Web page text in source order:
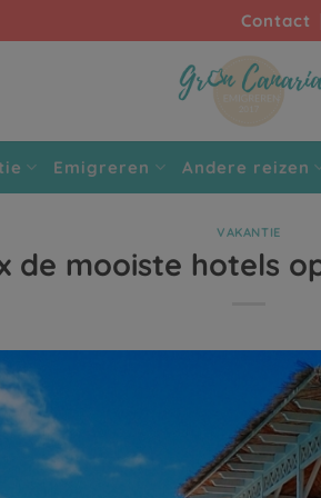
Contact
Emigreren Andere reizen
VAKANTIE
de mooiste hotels